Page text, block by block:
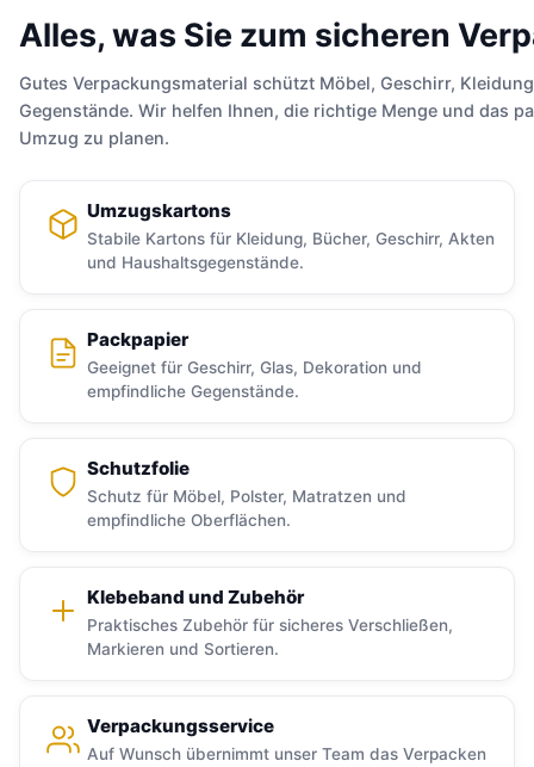
Alles, was Sie zum sicheren
Gutes Verpackungsmaterial schützt Möbel, Geschirr,
Gegenstände. Wir helfen Ihnen, die richtige Menge und das
Umzug zu planen.
Umzugskartons
Stabile Kartons für Kleidung, Bücher, Geschirr, Akten
und Haushaltsgegenstände.
Packpapier
Geeignet für Geschirr, Glas, Dekoration und
empfindliche Gegenstände.
Schutzfolie
Schutz für Möbel, Polster, Matratzen und
empfindliche Oberflächen.
Klebeband und Zubehör
Praktisches Zubehör für sicheres Verschließen,
Markieren und Sortieren.
Verpackungsservice
Auf Wunsch übernimmt unser Team das Verpacken